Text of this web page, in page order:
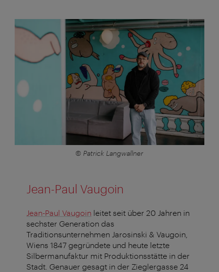
© Patrick Langwallner
Jean-Paul Vaugoin
Jean-Paul Vaugoin leitet seit über 20 Jahren in
sechster Generation das
Traditionsunternehmen Jarosinski & Vaugoin,
Wiens 1847 gegründete und heute letzte
Silbermanufaktur mit Produktionsstätte in der
Stadt. Genauer gesagt in der Zieglergasse 24